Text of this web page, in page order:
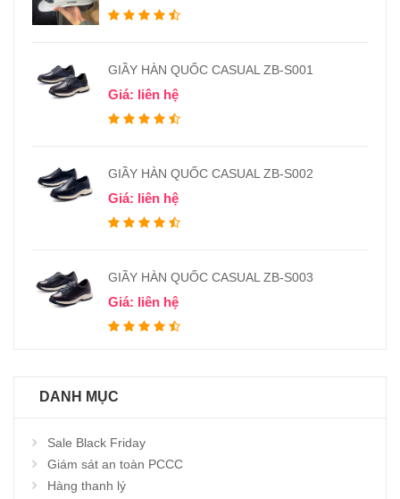
GIẦY HÀN QUỐC CASUAL ZB-S001
Giá: liên hệ
GIẦY HÀN QUỐC CASUAL ZB-S002
Giá: liên hệ
GIẦY HÀN QUỐC CASUAL ZB-S003
Giá: liên hệ
DANH MỤC
Sale Black Friday
Giám sát an toàn PCCC
Hàng thanh lý